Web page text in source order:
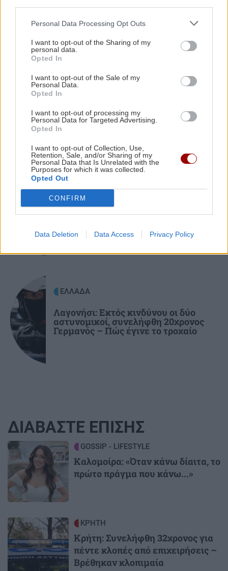
Personal Data Processing Opt Outs
I want to opt-out of the Sharing of my
personal data.
Opted In
I want to opt-out of the Sale of my
Personal Data.
Opted In
I want to opt-out of processing my
Personal Data for Targeted Advertising.
Opted In
I want to opt-out of Collection, Use,
Retention, Sale, and/or Sharing of my
Personal Data that Is Unrelated with the
Purposes for which it was collected.
Opted Out
CONFIRM
Data Deletion Data Access Privacy Policy
των Χούθι χτύπησαν πετρελαϊκές
εγκαταστάσεις στην Τζιζάν
ΕΛΛΑΔΑ
Σκύλος ή Γάτα: Ποιο κατοικίδιο «συμφέρει»
περισσότερο την τσέπη σου το 2026;
ΚΡΗΤΗ
Σε πύρινο συναγερμό η χώρα - Στο «κόκκινο» ο
κίνδυνος πυρκαγιάς στην Κρήτη με ριπές
ανέμων έως 110 χλμ./ώρα
ΚΡΗΤΗ
Τραγωδία στα Μάλια: Ανασύρθηκε νεκρός από
ΕΠΙΣΤΗΜΗ
Ολική έκλειψη Ηλίου: Το κοσμικό
μυστήριο που η επιστήμη αδυνατεί να
λύσει εδώ και δεκαετίες
Κρήτη: Σύλληψη 52χρονου για
κάνναβη – Βρέθηκαν και τρία
ΕΛΛΑΔΑ
Λαγονήσι: Εκτός κινδύνου οι δύο
αστυνομικοί, συνελήφθη 20χρονος
Γερμανός – Πώς έγινε το τροχαίο
ΔΙΑΒΑΣΤΕ ΕΠΙΣΗΣ
Image GOSSIP - LIFESTYLE
Καλομοίρα: «Όταν κάνω δίαιτα, το
πρώτο πράγμα που κάνω...»
Image ΚΡΗΤΗ
Κρήτη: Συνελήφθη 32χρονος για
πέντε κλοπές από επιχειρήσεις –
Βρέθηκαν κλοπιμαία